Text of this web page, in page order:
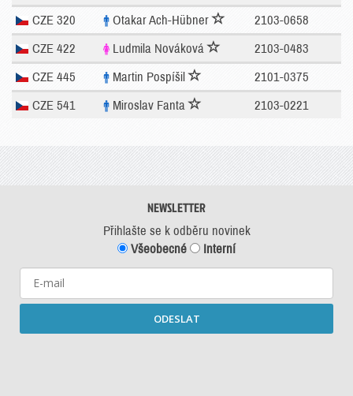
CZE 320 Otakar Ach-Hübner 2103-0658
CZE 422 Ludmila Nováková 2103-0483
CZE 445 Martin Pospíšil 2101-0375
CZE 541 Miroslav Fanta 2103-0221
NEWSLETTER
Přihlašte se k odběru novinek
Všeobecné
Interní
ODESLAT